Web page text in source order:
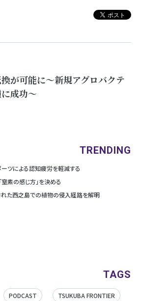
が可能に～新規アグロバクテ
成功～
TRENDING
ツによる認知疲労を軽減する
素の感じ方」を決める
た⻄之島での植物の侵⼊経路を解明
TAGS
PODCAST TSUKUBA FRONTIER